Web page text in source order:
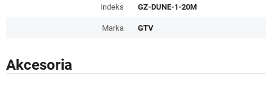
Indeks GZ-DUNE-1-20M
Marka GTV
Akcesoria